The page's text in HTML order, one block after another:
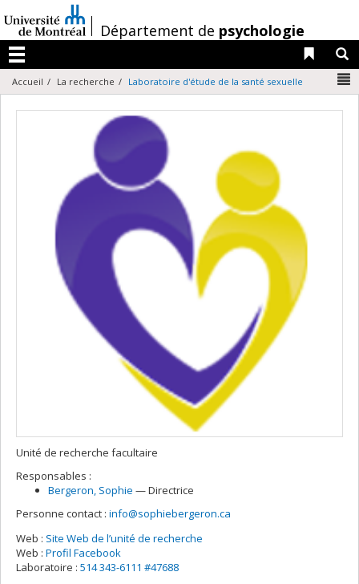
au
contenu
/Département de psychologie
Menu
Liens
Accueil La recherche Laboratoire d'étude de la santé sexuelle
Unité de recherche facultaire
Responsables :
Bergeron, Sophie — Directrice
Personne contact : info@sophiebergeron.ca
Web : Site Web de l’unité de recherche
Web : Profil Facebook
Laboratoire : 514 343-6111 #47688